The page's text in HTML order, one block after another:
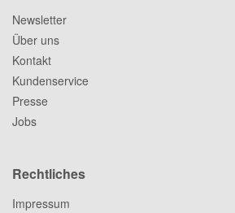
Newsletter
Über uns
Kontakt
Kundenservice
Presse
Jobs
Rechtliches
Impressum